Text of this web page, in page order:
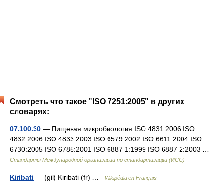
Смотреть что такое "ISO 7251:2005" в других
словарях:
07.100.30 — Пищевая микробиология ISO 4831:2006 ISO
4832:2006 ISO 4833:2003 ISO 6579:2002 ISO 6611:2004 ISO
6730:2005 ISO 6785:2001 ISO 6887 1:1999 ISO 6887 2:2003 …
Стандарты Международной организации по стандартизации (ИСО)
Kiribati — (gil) Kiribati (fr) … Wikipédia en Français